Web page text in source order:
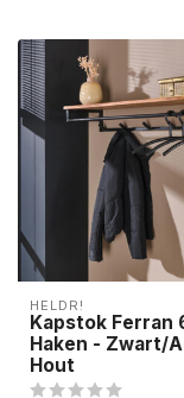
HELDR!
Kapstok Ferran
Haken - Zwart/
Hout